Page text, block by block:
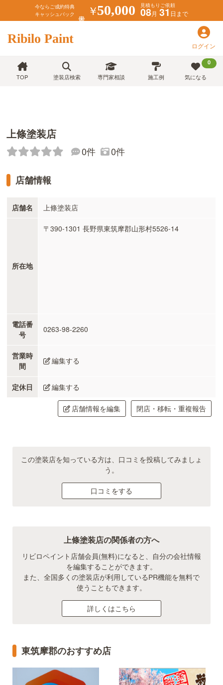
今ならご成約特典
キャッシュバック
￥50,000 見積もりご依頼
08月 31日まで
Ribilo Paint ログイン
TOP 塗装店検索 専門家相談 施工例
0
気になる
上條塗装店
0件 0件
店舗情報
店舗名 上條塗装店
所在地
〒390-1301 長野県東筑摩郡山形村5526-14
電話番
号
0263-98-2260
営業時
間
編集する
定休日 編集する
店舗情報を編集 閉店・移転・重複報告
この塗装店を知っている方は、口コミを投稿してみましょ
う。
口コミをする
上條塗装店の関係者の方へ
リビロペイント店舗会員(無料)になると、自分の会社情報
を編集することができます。
また、全国多くの塗装店が利用しているPR機能を無料で
使うこともできます。
詳しくはこちら
東筑摩郡のおすすめ店